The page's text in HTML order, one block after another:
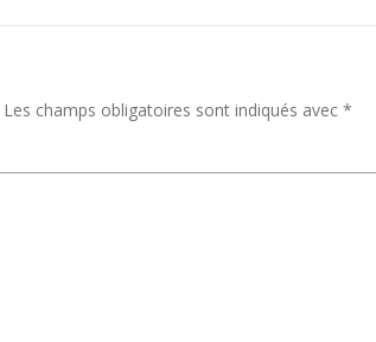
Les champs obligatoires sont indiqués avec *